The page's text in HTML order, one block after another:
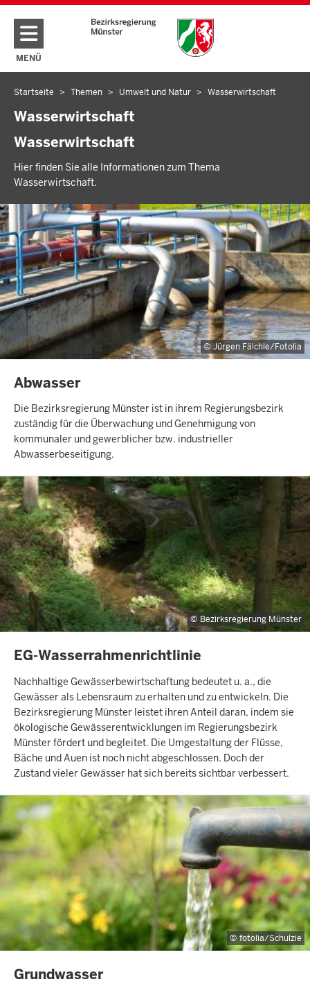
Direkt zum Inhalt
MENÜ
NAVIGATION AKTIVIEREN/DEAKTIVIEREN: HAUPTMENÜ
Sie
befinden
hier
Startseite Themen Umwelt und Natur Wasserwirtschaft
Wasserwirtschaft
Wasserwirtschaft
Hier finden Sie alle Informationen zum Thema
Wasserwirtschaft.
Jürgen Fälchle/Fotolia
INHALTSSEITE
Abwasser
Die Bezirksregierung Münster ist in ihrem Regierungsbezirk
zuständig für die Überwachung und Genehmigung von
kommunaler und gewerblicher bzw. industrieller
Abwasserbeseitigung.
Bezirksregierung Münster
INHALTSSEITE
EG-Wasserrahmenrichtlinie
Nachhaltige Gewässerbewirtschaftung bedeutet u. a., die
Gewässer als Lebensraum zu erhalten und zu entwickeln. Die
Bezirksregierung Münster leistet ihren Anteil daran, indem sie
ökologische Gewässerentwicklungen im Regierungsbezirk
Münster fördert und begleitet. Die Umgestaltung der Flüsse,
Bäche und Auen ist noch nicht abgeschlossen. Doch der
Zustand vieler Gewässer hat sich bereits sichtbar verbessert.
fotolia/Schulzie
INHALTSSEITE
Grundwasser